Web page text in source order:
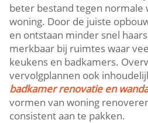
beter bestand tegen normale
woning.​ Door de juiste
en ontstaan minder snel
merkbaar bij ruimtes waar
keukens en badkamers.​
vervolgplannen ook
badkamer renovatie en
vormen van woning
consistent aan te pakken.​